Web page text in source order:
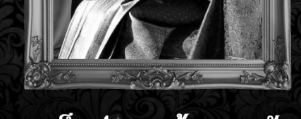
Control Components